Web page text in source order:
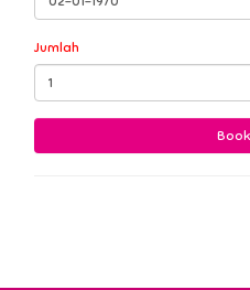
Jumlah